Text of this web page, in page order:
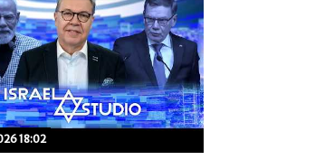
18:02